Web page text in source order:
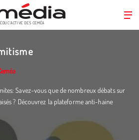
DES CEMÉA
Savez-vous que de nombreux débats sur
? Découvrez la plateforme anti-haine